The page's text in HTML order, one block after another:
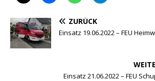
ZURÜCK
Einsatz 19.06.2022 – FEU
Einsatz 21.06.2022 – FEU